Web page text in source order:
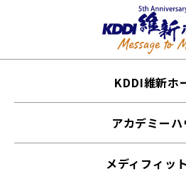
KDDI維新ホ
アカデミーハ
メディフィッ